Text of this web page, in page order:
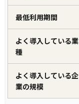
最低利用期間
よく導入している業
種
よく導入している企
業の規模